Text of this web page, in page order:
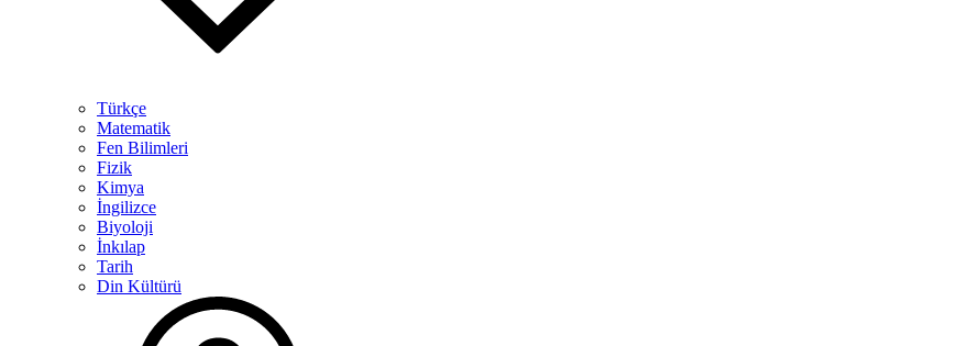
Türkçe
Matematik
Fen Bilimleri
Fizik
Kimya
İngilizce
Biyoloji
İnkılap
Tarih
Din Kültürü